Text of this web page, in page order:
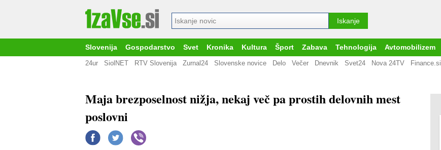
Slovenija Gospodarstvo Svet Kronika Kultura Šport Zabava Tehnologija Avtomobilizem
24ur SiolNET RTV Slovenija Zurnal24 Slovenske novice Delo Večer Dnevnik Svet24 Nova 24TV Finance.si
Maja brezposelnost nižja, nekaj več pa prostih delovnih mest
poslovni